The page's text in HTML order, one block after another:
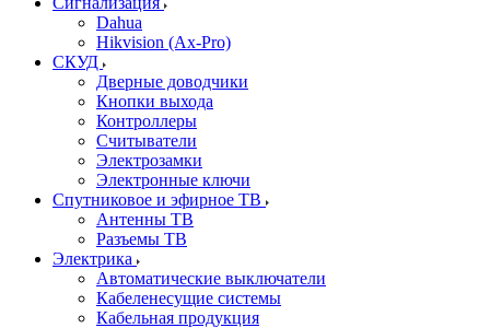
Dahua
Hikvision (Ax-Pro)
СКУД
Дверные доводчики
Кнопки выхода
Контроллеры
Считыватели
Электрозамки
Электронные ключи
Спутниковое и эфирное ТВ
Антенны ТВ
Разъемы ТВ
Электрика
Автоматические выключатели
Кабеленесущие системы
Кабельная продукция